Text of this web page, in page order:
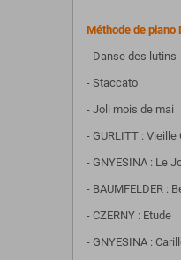
Méthode de piano
- Danse des lutins
- Staccato
- Joli mois de mai
- GURLITT : Vieille
- GNYESINA : Le
- BAUMFELDER :
- CZERNY : Etude
- GNYESINA :